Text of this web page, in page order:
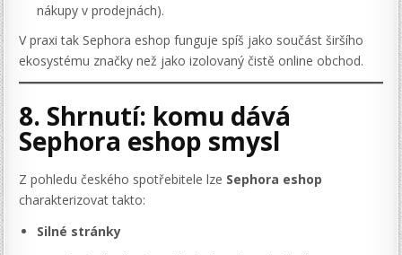
nákupy v prodejnách).
V praxi tak Sephora eshop funguje spíš jako součást širšího
ekosystému značky než jako izolovaný čistě online obchod.
8. Shrnutí: komu dává
Sephora eshop smysl
Z pohledu českého spotřebitele lze Sephora eshop
charakterizovat takto:
Silné stránky